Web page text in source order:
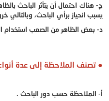
ج- هناك احتمال أن يتأثر الباحث
يسبب انحياز برأي الباحث، وبالتالي
د- بعض الظاهر من الصعب استخدام
● تصنف الملاحظة إلى عدة
أ- الملاحظة حسب دور الباحث .